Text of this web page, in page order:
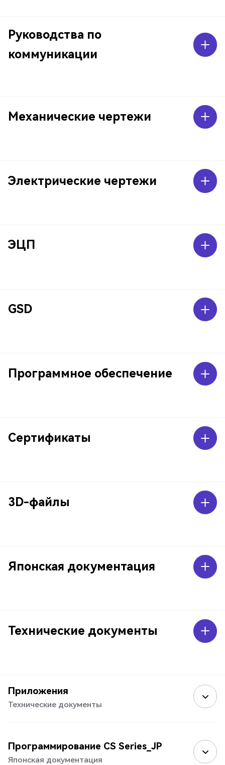
Руководства по
коммуникации
Механические чертежи
Электрические чертежи
ЭЦП
GSD
Программное обеспечение
Сертификаты
3D-файлы
Японская документация
Технические документы
Приложения
Технические документы
Программирование CS Series_JP
Японская документация